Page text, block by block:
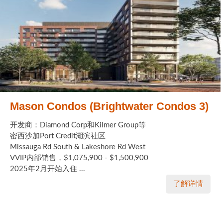
Mason Condos (Brightwater Condos 3)
开发商：Diamond Corp和Kilmer Group等
密西沙加Port Credit湖滨社区
Missauga Rd South & Lakeshore Rd West
VVIP内部销售，$1,075,900 - $1,500,900
2025年2月开始入住 ...
了解详情